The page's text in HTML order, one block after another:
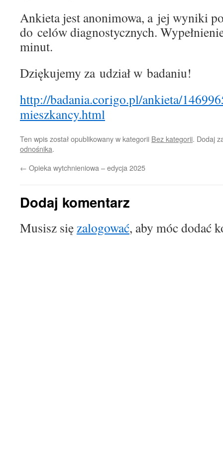
Ankieta jest anonimowa, a jej wyniki
do celów diagnostycznych.
minut.
Dziękujemy za udział w badaniu!
http://badania.corigo.pl/ankieta/
mieszkancy.html
Ten wpis został opublikowany w kategorii Bez kategorii. Dodaj
odnośnika.
← Opieka wytchnieniowa – edycja 2025
Dodaj komentarz
Musisz sięzalogować, aby móc dodać